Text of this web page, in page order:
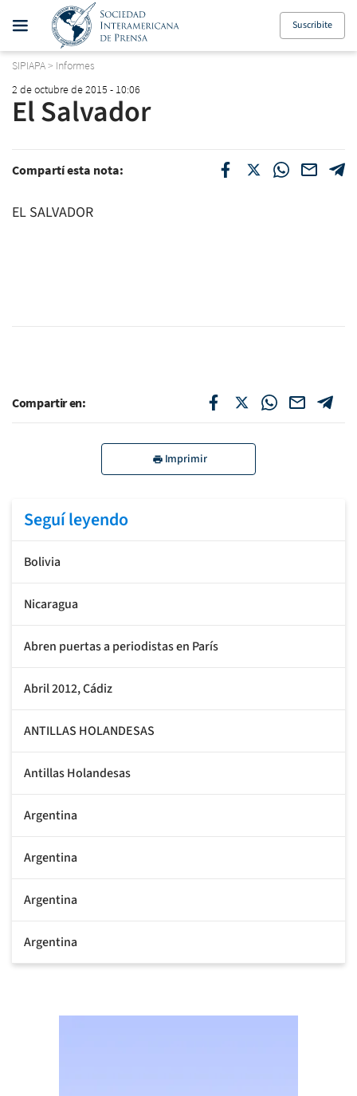
Suscribite
SIPIAPA> Informes
2 de octubre de 2015 - 10:06
El Salvador
Compartí esta nota:
EL SALVADOR
Compartir en:
Imprimir
Seguí leyendo
Bolivia
Nicaragua
Abren puertas a periodistas en París
Abril 2012, Cádiz
ANTILLAS HOLANDESAS
Antillas Holandesas
Argentina
Argentina
Argentina
Argentina